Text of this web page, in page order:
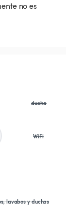
no es
ducha
WiFi
lavabos y duchas